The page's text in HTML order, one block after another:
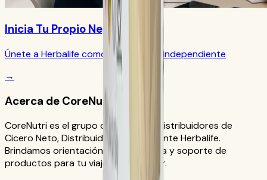
Inicia Tu Propio Negocio
Únete a Herbalife como Distribuidor Independiente
→
Acerca de CoreNutri
CoreNutri es el grupo de clientes y distribuidores de
Cicero Neto, Distribuidor Independiente Herbalife.
Brindamos orientación personalizada y soporte de
productos para tu viaje de bienestar.